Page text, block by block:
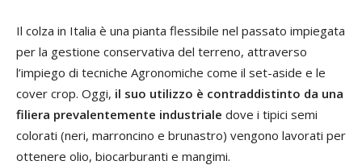
Il colza in Italia è una pianta flessibile nel passato impiegata
per la gestione conservativa del terreno, attraverso
l’impiego di tecniche Agronomiche come il set-aside e le
cover crop. Oggi, il suo utilizzo è contraddistinto da una
filiera prevalentemente industriale dove i tipici semi
colorati (neri, marroncino e brunastro) vengono lavorati per
ottenere olio, biocarburanti e mangimi.